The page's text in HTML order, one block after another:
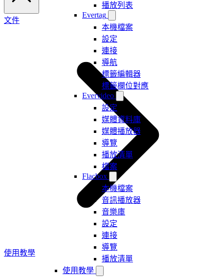
播放列表
Evertag
本機檔案
設定
連接
導航
標籤編輯器
標籤欄位對應
Evervideo
設定
媒體資料庫
媒體播放器
導覽
播放清單
檔案
Flacbox
本機檔案
音訊播放器
音樂庫
設定
連接
導覽
播放清單
使用教學
文件
使用教學